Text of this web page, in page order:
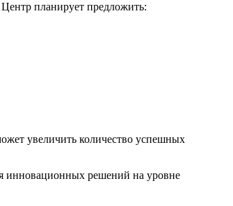
планирует предложить:
увеличить количество успешных
инновационных решений на уровне